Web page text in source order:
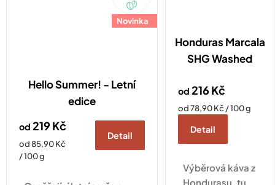
Novinka
Hello Summer! - Letní
edice
od 219 Kč
Měrná
cena:
od 85,90 Kč
/ 100 g
Detail
Honduras Marcala
SHG Washed
od 216 Kč
Měrná
od 78,90 Kč / 100 g
Detail
Výběrová káva z
Hondurasu, tu